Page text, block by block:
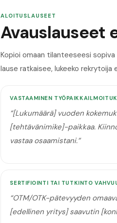
ALOITUSLAUSEET
Avauslauseet
Kopioi omaan tilanteeseesi
lause ratkaisee, lukeeko rekrytoija
VASTAAMINEN
“[Lukumäärä] vuoden
[tehtävänimike]-paikkaa.
vastaa osaamistani.”
SERTIFIOINTI TAI TUTKINTO
“OTM/OTK-pätevyyden
[edellinen yritys] saavutin